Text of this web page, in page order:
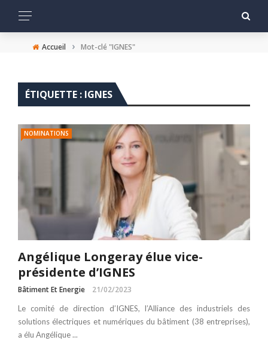
Accueil › Mot-clé "IGNES"
ÉTIQUETTE : IGNES
NOMINATIONS
Angélique Longeray élue vice-
présidente d’IGNES
Bâtiment Et Energie 21/02/2023
Le comité de direction d’IGNES, l’Alliance des industriels des
solutions électriques et numériques du bâtiment (38 entreprises),
a élu Angélique ...